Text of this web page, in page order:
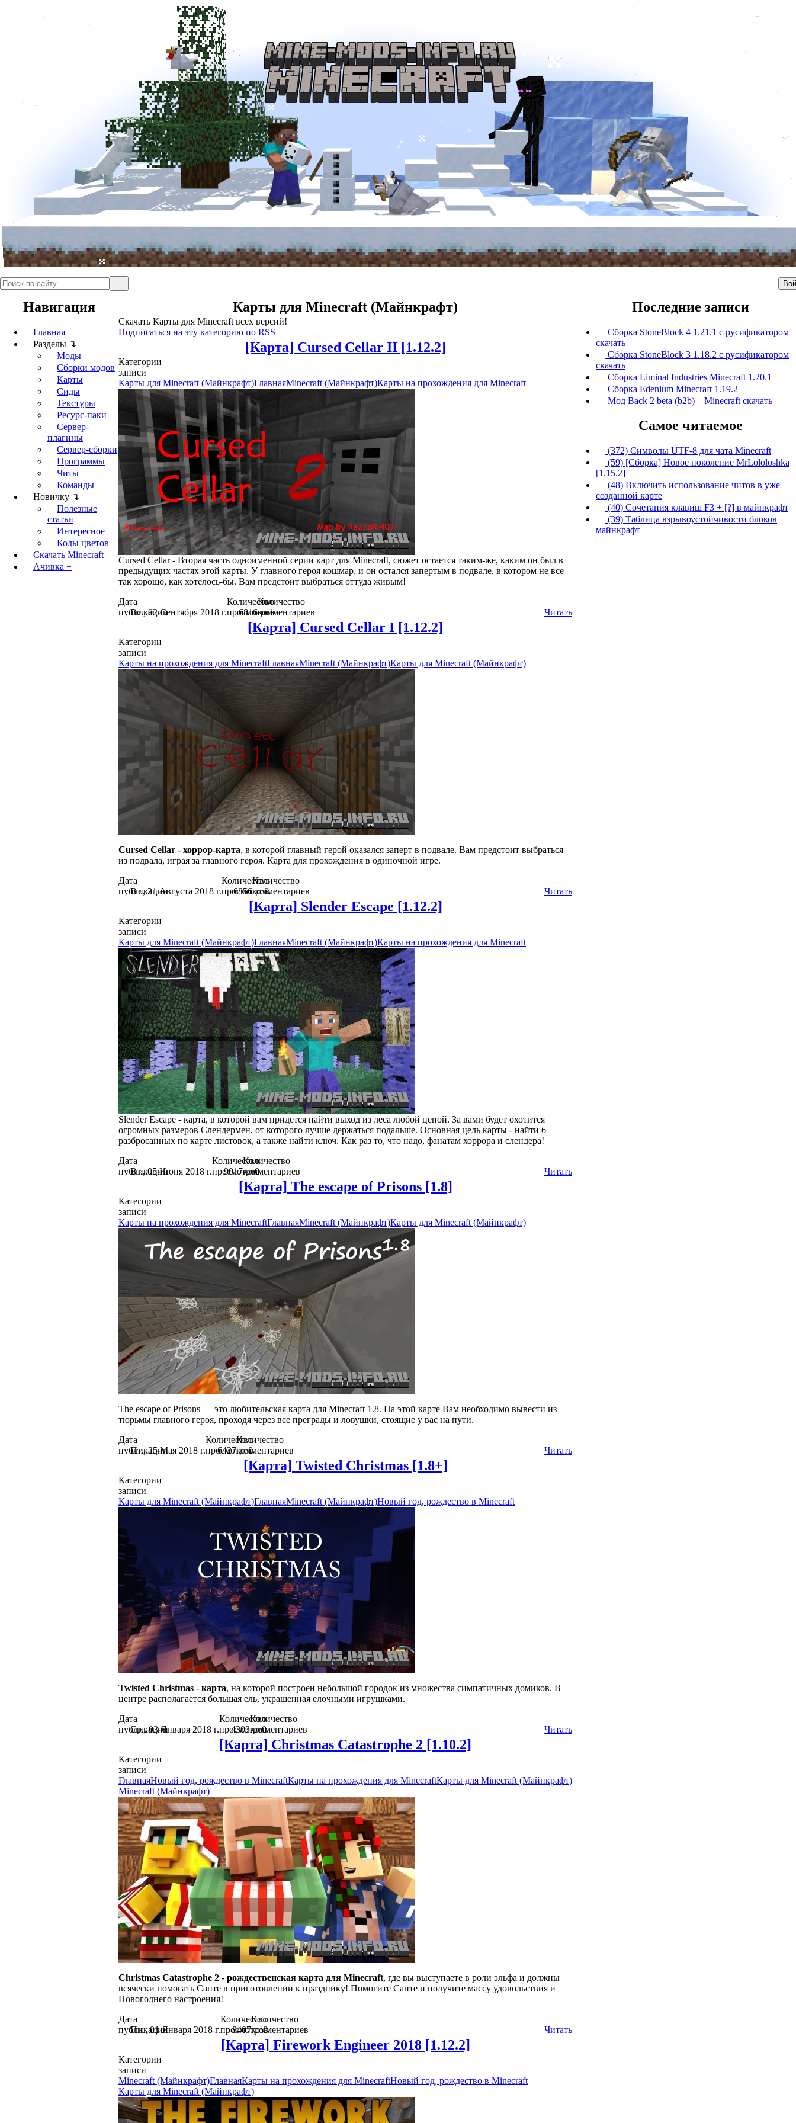
Навигация
Главная
Разделы ↴
Моды
Сборки модов
Карты
Сиды
Текстуры
Ресурс-паки
Сервер-
плагины
Сервер-сборки
Программы
Читы
Команды
Новичку ↴
Полезные
статьи
Интересное
Коды цветов
Скачать Minecraft
Ачивка +
Карты для Minecraft (Майнкрафт)
Скачать Карты для Minecraft всех версий!
Подписаться на эту категорию по RSS
[Карта] Cursed Cellar II [1.12.2]
Категории
записи
Карты для Minecraft (Майнкрафт)ГлавнаяMinecraft (Майнкрафт)Карты на прохождения для Minecraft
Cursed Cellar - Вторая часть одноименной серии карт для Minecraft, сюжет остается таким-же, каким он был в
предыдущих частях этой карты. У главного героя кошмар, и он остался запертым в подвале, в котором не все
так хорошо, как хотелось-бы. Вам предстоит выбраться оттуда живым!
Дата
публикации
Вс., 02 Сентября 2018 г.
Количество
просмотров
6816
Количество
комментариев
1 Читать
[Карта] Cursed Cellar I [1.12.2]
Категории
записи
Карты на прохождения для MinecraftГлавнаяMinecraft (Майнкрафт)Карты для Minecraft (Майнкрафт)
Cursed Cellar - хоррор-карта, в которой главный герой оказался заперт в подвале. Вам предстоит выбраться
из подвала, играя за главного героя. Карта для прохождения в одиночной игре.
Дата
публикации
Вт., 21 Августа 2018 г.
Количество
просмотров
6856
Количество
комментариев
0 Читать
[Карта] Slender Escape [1.12.2]
Категории
записи
Карты для Minecraft (Майнкрафт)ГлавнаяMinecraft (Майнкрафт)Карты на прохождения для Minecraft
Slender Escape - карта, в которой вам придется найти выход из леса любой ценой. За вами будет охотится
огромных размеров Слендермен, от которого лучше держаться подальше. Основная цель карты - найти 6
разбросанных по карте листовок, а также найти ключ. Как раз то, что надо, фанатам хоррора и слендера!
Дата
публикации
Вт., 05 Июня 2018 г.
Количество
просмотров
9017
Количество
комментариев
0 Читать
[Карта] The escape of Prisons [1.8]
Категории
записи
Карты на прохождения для MinecraftГлавнаяMinecraft (Майнкрафт)Карты для Minecraft (Майнкрафт)
The escape of Prisons — это любительская карта для Minecraft 1.8. На этой карте Вам необходимо вывести из
тюрьмы главного героя, проходя через все преграды и ловушки, стоящие у вас на пути.
Дата
публикации
Пт., 25 Мая 2018 г.
Количество
просмотров
6427
Количество
комментариев
0 Читать
[Карта] Twisted Christmas [1.8+]
Категории
записи
Карты для Minecraft (Майнкрафт)ГлавнаяMinecraft (Майнкрафт)Новый год, рождество в Minecraft
Twisted Christmas - карта, на которой построен небольшой городок из множества симпатичных домиков. В
центре располагается большая ель, украшенная елочными игрушками.
Дата
публикации
Ср., 03 Января 2018 г.
Количество
просмотров
4303
Количество
комментариев
0 Читать
[Карта] Christmas Catastrophe 2 [1.10.2]
Категории
записи
ГлавнаяНовый год, рождество в MinecraftКарты на прохождения для MinecraftКарты для Minecraft (Майнкрафт)
Minecraft (Майнкрафт)
Christmas Catastrophe 2 - рождественская карта для Minecraft, где вы выступаете в роли эльфа и должны
всячески помогать Санте в приготовлении к празднику! Помогите Санте и получите массу удовольствия и
Новогоднего настроения!
Дата
публикации
Пн., 01 Января 2018 г.
Количество
просмотров
8407
Количество
комментариев
0 Читать
[Карта] Firework Engineer 2018 [1.12.2]
Категории
записи
Minecraft (Майнкрафт)ГлавнаяКарты на прохождения для MinecraftНовый год, рождество в Minecraft
Карты для Minecraft (Майнкрафт)
Последние записи
Сборка StoneBlock 4 1.21.1 с русификатором
скачать
Сборка StoneBlock 3 1.18.2 с русификатором
скачать
Сборка Liminal Industries Minecraft 1.20.1
Сборка Edenium Minecraft 1.19.2
Мод Back 2 beta (b2b) – Minecraft скачать
Самое читаемое
(372) Символы UTF-8 для чата Minecraft
(59) [Сборка] Новое поколение MrLololoshka
[1.15.2]
(48) Включить использование читов в уже
созданной карте
(40) Сочетания клавиш F3 + [?] в майнкрафт
(39) Таблица взрывоустойчивости блоков
майнкрафт